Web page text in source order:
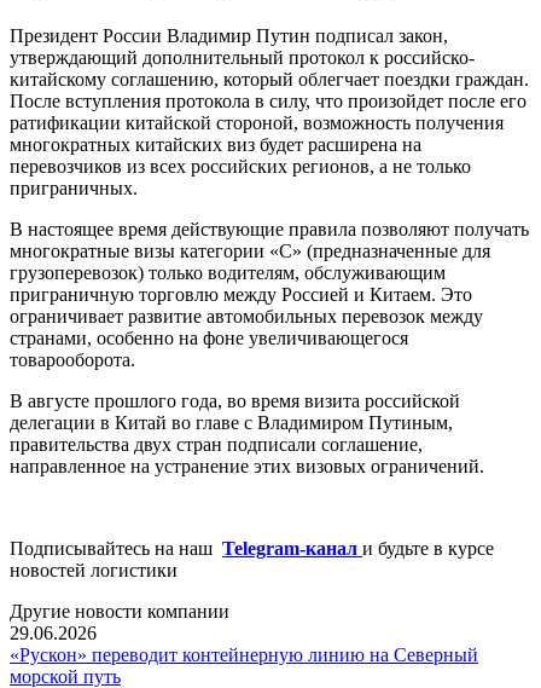
Президент России Владимир Путин подписал закон,
утверждающий дополнительный протокол к российско-
китайскому соглашению, который облегчает поездки граждан.
После вступления протокола в силу, что произойдет после его
ратификации китайской стороной, возможность получения
многократных китайских виз будет расширена на
перевозчиков из всех российских регионов, а не только
приграничных.
В настоящее время действующие правила позволяют получать
многократные визы категории «С» (предназначенные для
грузоперевозок) только водителям, обслуживающим
приграничную торговлю между Россией и Китаем. Это
ограничивает развитие автомобильных перевозок между
странами, особенно на фоне увеличивающегося
товарооборота.
В августе прошлого года, во время визита российской
делегации в Китай во главе с Владимиром Путиным,
правительства двух стран подписали соглашение,
направленное на устранение этих визовых ограничений.
Подписывайтесь на наш Telegram-канал и будьте в курсе
новостей логистики
Другие новости компании
29.06.2026
«Рускон» переводит контейнерную линию на Северный
морской путь